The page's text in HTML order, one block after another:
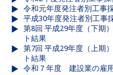
令和元年度発注者別工事
平成30年度発注者別工事
第8回 平成29年度（下期
ト結果
第7回 平成29年度（上期
ト結果
令和７年度 建設業の雇